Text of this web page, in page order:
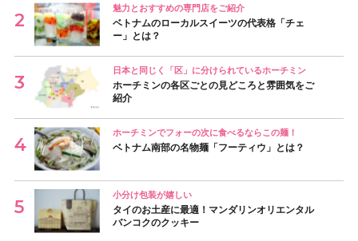
魅力とおすすめの専門店をご紹介
ベトナムのローカルスイーツの代表格「チェ
ー」とは？
日本と同じく「区」に分けられているホーチミン
ホーチミンの各区ごとの見どころと雰囲気をご
紹介
ホーチミンでフォーの次に食べるならこの麺！
ベトナム南部の名物麺「フーティウ」とは？
小分け包装が嬉しい
タイのお土産に最適！マンダリンオリエンタル
バンコクのクッキー